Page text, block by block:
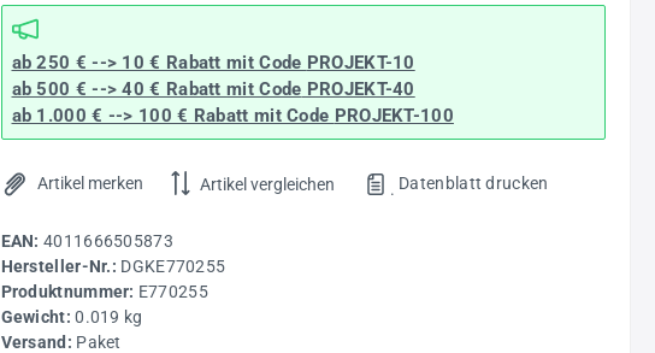
ab 250 € --> 10 € Rabatt mit Code PROJEKT-10
ab 500 € --> 40 € Rabattmit Code PROJEKT-40
ab 1.000 € --> 100 € Rabatt mit Code PROJEKT-100
Artikel merken Artikel vergleichen . Datenblatt drucken
EAN: 4011666505873
Hersteller-Nr.: DGKE770255
Produktnummer: E770255
Gewicht:0.019 kg
Versand: Paket